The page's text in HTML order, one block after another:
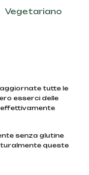
Vegetariano
tutte le
esserci delle
senza glutine
queste